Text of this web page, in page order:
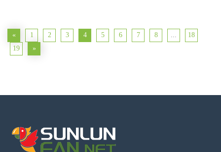
« 1 2 3 4 5 6 7 8 ...
18
19
»